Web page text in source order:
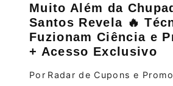
Muito Além da
Santos Revela 🔥
Fuzionam Ciência e
+ Acesso Exclusivo
Por Radar de Cupons e